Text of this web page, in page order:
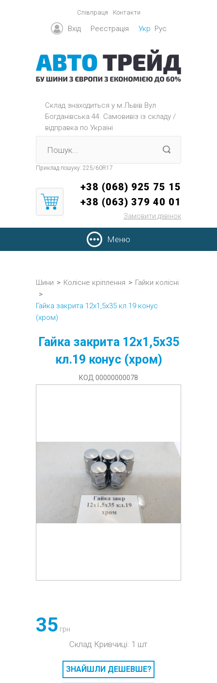
Співпраця Контакти
Вхід Реєстрація Укр Рус
Склад знаходиться y м.Львів Вул
Богданівська 44. Самовивіз із складу /
відправка по Україні
Приклад пошуку: 225/60R17
+38 (068) 925 75 15
+38 (063) 379 40 01
Замовити дзвінок
Меню
Шини > Колісне кріплення > Гайки колісні
>
Гайка закрита 12х1,5х35 кл.19 конус
(хром)
Гайка закрита 12х1,5х35
кл.19 конус (хром)
КОД 00000000078
35 грн
Склад Кривчиці: 1 шт
ЗНАЙШЛИ ДЕШЕВШЕ?